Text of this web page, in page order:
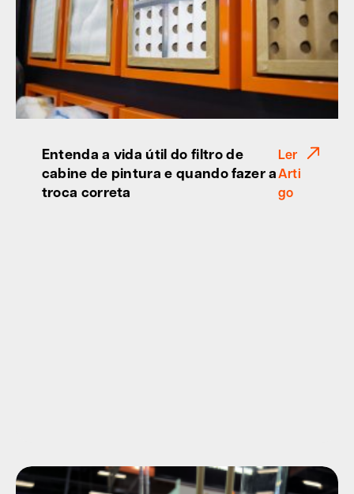
Entenda a vida útil do filtro de
cabine de pintura e quando fazer a
troca correta
Ler
Arti
go